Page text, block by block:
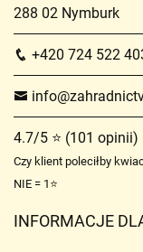
288 02 Nymburk
+420 724 522
4.7/5 ⭐ (101 opinii)
Czy klient poleciłby
NIE = 1⭐
INFORMACJE